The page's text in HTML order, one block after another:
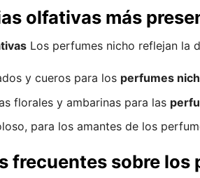
olfativas más
Los perfumes nicho reflejan la
y cueros para los perfumes
florales y ambarinas para las
para los amantes de los
frecuentes sobre los